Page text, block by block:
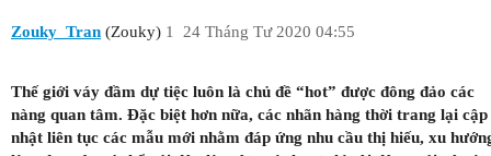
Zouky_Tran (Zouky) 24 Tháng Tư 2020 04:55
1
Thế giới váy đầm dự tiệc luôn là chủ đề “hot” được đông đảo các
nàng quan tâm. Đặc biệt hơn nữa, các nhãn hàng thời trang lại cập
nhật liên tục các mẫu mới nhằm đáp ứng nhu cầu thị hiếu, xu